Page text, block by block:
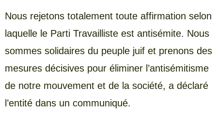
Nous rejetons totalement toute affirmation selon
laquelle le Parti Travailliste est antisémite. Nous
sommes solidaires du peuple juif et prenons des
mesures décisives pour éliminer l’antisémitisme
de notre mouvement et de la société, a déclaré
l’entité dans un communiqué.